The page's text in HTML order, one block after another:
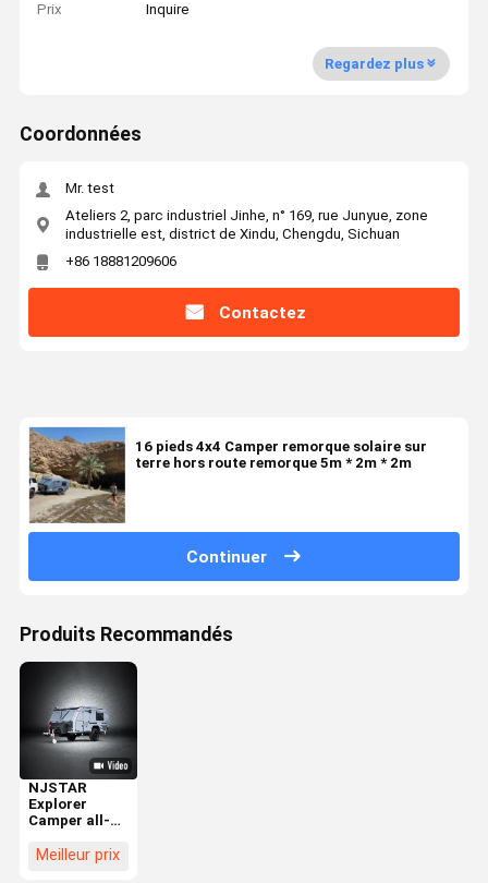
Prix Inquire
Regardez plus
Coordonnées
Mr. test
Ateliers 2, parc industriel Jinhe, n° 169, rue Junyue, zone
industrielle est, district de Xindu, Chengdu, Sichuan
+86 18881209606
Contactez
16 pieds 4x4 Camper remorque solaire sur
terre hors route remorque 5m * 2m * 2m
Continuer
Produits Recommandés
NJSTAR
Explorer
Camper all-
pour des
Meilleur prix